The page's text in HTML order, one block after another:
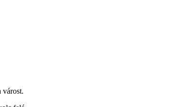
várost.